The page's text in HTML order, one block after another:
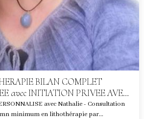
BILAN COMPLET
avec INITIATION PRIVEE AVEC
NATHALIEavec Nathalie - Consultation
minimum en lithothérapie par...